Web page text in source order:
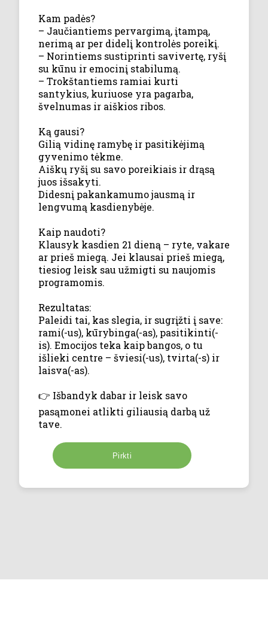
Kam padės?
– Jaučiantiems pervargimą, įtampą,
nerimą ar per didelį kontrolės poreikį.
– Norintiems sustiprinti savivertę, ryšį
su kūnu ir emocinį stabilumą.
– Trokštantiems ramiai kurti
santykius, kuriuose yra pagarba,
švelnumas ir aiškios ribos.
Ką gausi?
Gilią vidinę ramybę ir pasitikėjimą
gyvenimo tėkme.
Aiškų ryšį su savo poreikiais ir drąsą
juos išsakyti.
Didesnį pakankamumo jausmą ir
lengvumą kasdienybėje.
Kaip naudoti?
Klausyk kasdien 21 dieną – ryte, vakare
ar prieš miegą. Jei klausai prieš miegą,
tiesiog leisk sau užmigti su naujomis
programomis.
Rezultatas:
Paleidi tai, kas slegia, ir sugrįžti į save:
rami(-us), kūrybinga(-as), pasitikinti(-
is). Emocijos teka kaip bangos, o tu
išlieki centre – šviesi(-us), tvirta(-s) ir
laisva(-as).
👉 Išbandyk dabar ir leisk savo
pasąmonei atlikti giliausią darbą už
tave.